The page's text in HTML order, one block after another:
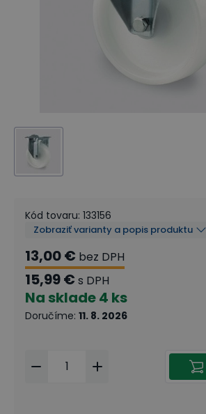
Kód tovaru: 133156
Zobraziť varianty a popis produktu
13,00 € bez DPH
15,99 € s DPH
Na sklade4 ks
Doručíme: 11. 8. 2026